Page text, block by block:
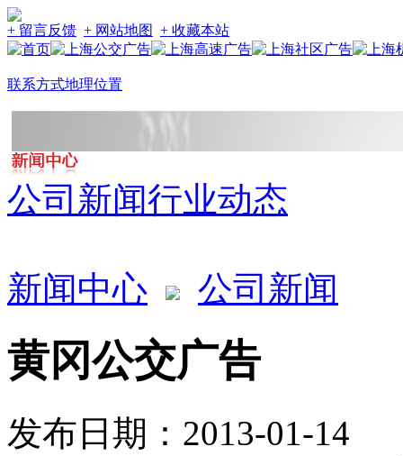
+ 留言反馈 + 网站地图 + 收藏本站
联系方式地理位置
公司新闻行业动态
新闻中心 公司新闻
黄冈公交广告
发布日期：2013-01-14